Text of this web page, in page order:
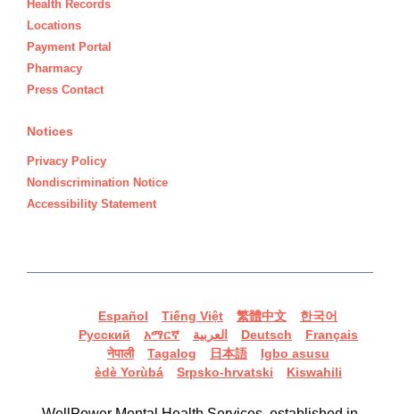
Health Records
Locations
Payment Portal
Pharmacy
Press Contact
Notices
Privacy Policy
Nondiscrimination Notice
Accessibility Statement
Español Tiếng Việt 繁體中文
한국어
Русский
አማርኛ العربية Deutsch
Français
नेपाली
Tagalog 日本語
Igbo asusu
èdè Yorùbá
Srpsko-hrvatski Kiswahili